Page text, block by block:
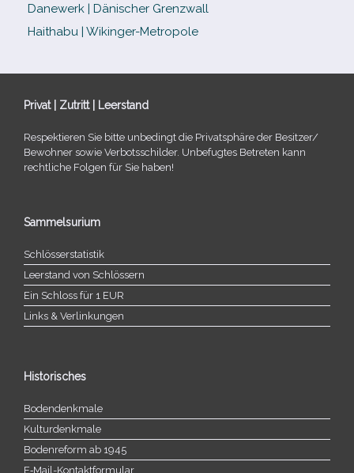
Danewerk | Dänischer Grenzwall
Haithabu | Wikinger-Metropole
Privat | Zutritt | Leerstand
Respektieren Sie bitte unbe­dingt die Privatsphäre der Besitzer/​
Bewohner sowie Verbotsschilder. Unbefugtes Betreten kann
recht­li­che Folgen für Sie haben!
Sammelsurium
Schlösserstatistik
Leerstand von Schlössern
Ein Schloss für 1 EUR
Links & Verlinkungen
Historisches
Bodendenkmale
Kulturdenkmale
Bodenreform ab 1945
E‑Mail-​​Kontaktformular